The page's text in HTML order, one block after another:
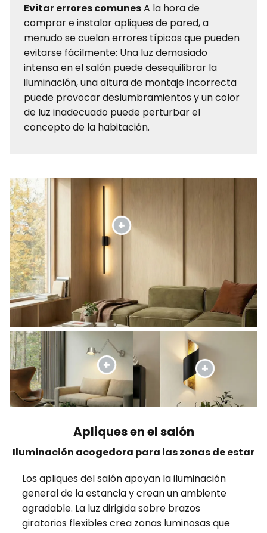
Evitar errores comunesA la hora de
comprar e instalar apliques de pared, a
menudo se cuelan errores típicos que pueden
evitarse fácilmente: Una luz demasiado
intensa en el salón puede desequilibrar la
iluminación, una altura de montaje incorrecta
puede provocar deslumbramientos y un color
de luz inadecuado puede perturbar el
concepto de la habitación.
Apliques en el salón
Iluminación acogedora para las zonas de estar
Los apliques del salón apoyan la iluminación
general de la estancia y crean un ambiente
agradable. La luz dirigida sobre brazos
giratorios flexibles crea zonas luminosas que